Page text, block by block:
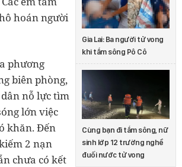
Gia Lai: Ba người tử vong
khi tắm sông Pô Cô
Cùng bạn đi tắm sông, nữ
sinh lớp 12 trường nghề
đuối nước tử vong
hoán người
phương
biên phòng,
nỗ lực tìm
lớn việc
khăn. Đến
2 nạn
chưa có kết